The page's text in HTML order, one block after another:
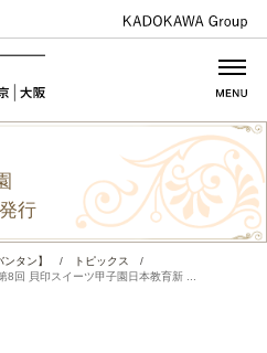
行
タン】 / トピックス
/
8回 貝印スイーツ甲子園日本教育新 ...